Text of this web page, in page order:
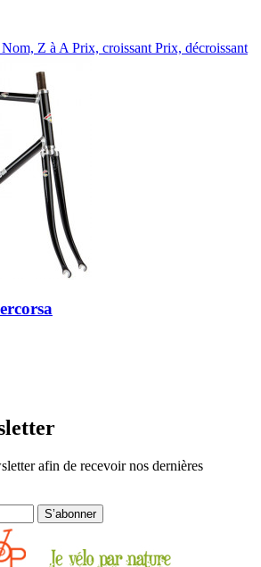
Nom, Z à A Prix, croissant Prix, décroissant
afin de recevoir nos dernières